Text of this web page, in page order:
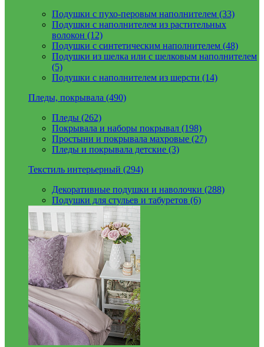
Подушки с пухо-перовым наполнителем (33)
Подушки с наполнителем из растительных
волокон (12)
Подушки с синтетическим наполнителем (48)
Подушки из шелка или с шелковым наполнителем
(5)
Подушки с наполнителем из шерсти (14)
Пледы, покрывала (490)
Пледы (262)
Покрывала и наборы покрывал (198)
Простыни и покрывала махровые (27)
Пледы и покрывала детские (3)
Текстиль интерьерный (294)
Декоративные подушки и наволочки (288)
Подушки для стульев и табуретов (6)